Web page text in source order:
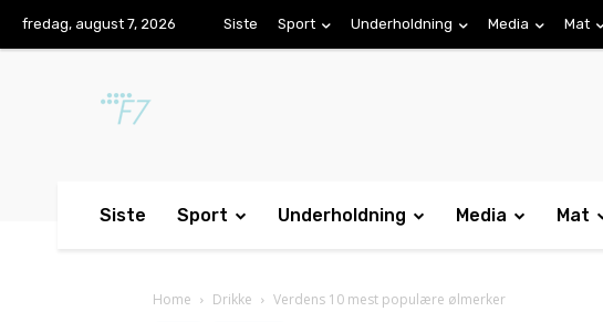
fredag, august 7, 2026 Siste Sport Underholdning Media Mat
Siste Sport Underholdning Media Mat
Home Drikke Verdens 10 mest populære ølmerker